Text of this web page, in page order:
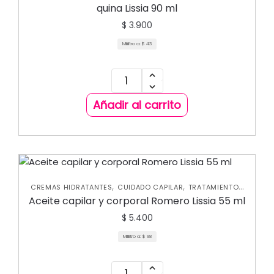
quina Lissia 90 ml
$ 3.900
Mililitro a: $ 43
Añadir al carrito
CREMAS HIDRATANTES, CUIDADO CAPILAR, TRATAMIENTOS
CAPILARES
Aceite capilar y corporal Romero Lissia 55 ml
$ 5.400
Mililitro a: $ 98